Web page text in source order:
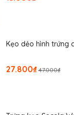
Kẹo dẻo hình trứng
27.800₫ 47.000₫